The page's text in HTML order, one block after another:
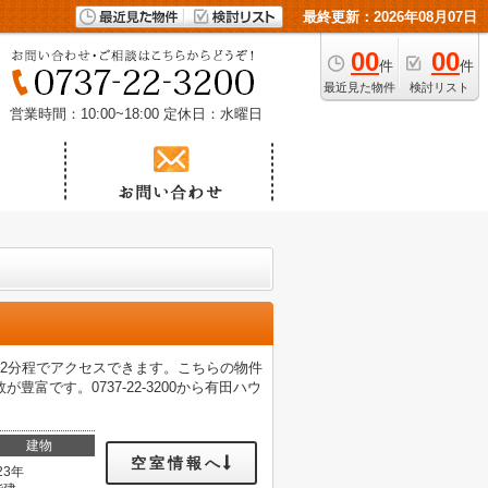
最終更新：2026年08月07日
00件
最近見た物件
00件
検討リスト
営業時間：10:00~18:00 定休日：水曜日
程でアクセスできます。こちらの物件
豊富です。0737-22-3200から有田ハウ
建物
年
空室情報へ